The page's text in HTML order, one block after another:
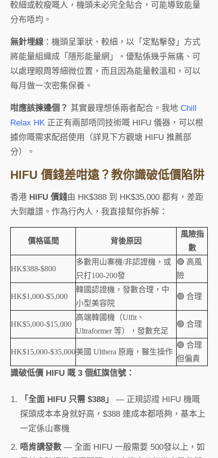
較細或較瘦嘅人，機頭未必完全貼合，可能導致能量
分布唔均。
無針埋線 ：機頭呈筆狀、較細，以「定點擊發」方式
將能量組織成「隱形能量網」。優點係幾乎無痛、可
以處理眼周等細微位置，而且因為能量較溫和，可以
每月做一次密集保養。
咁應該揀邊個？ 其實最理想係兩者配合。我地 Chill
Relax HK 正正有兩部唔同技術嘅 HIFU 儀器，可以根
據你嘅需求配搭使用（詳見下方觀塘 HIFU 推薦部
分）。
HIFU 價錢差咁遠？教你識破低價陷阱
香港 HIFU 價錢由 HK$388 到 HK$35,000 都有，差距
大到離譜。作為行內人，我直接幫你拆解：
價格區間 背後原因
風險指
數
HK$388-$800
多數用山寨機/非認證機，或
只打100-200發
🔴 高風
險
HK$1,000-$5,000
韓國認證機，發數合理，中
小型美容院
🟢 合理
HK$5,000-$15,000
高端韓國機（Ulfit、
Ultraformer 等），發數充足
🟢 合理
HK$15,000-$35,000美國 Ulthera 原廠，醫生操作
🟢 合理
但偏貴
識破低價 HIFU 嘅 3 個紅旗信號：
「全面 HIFU 只需 $388」
— 正規認證 HIFU 機嘅
探頭成本本身就好高，$388 連成本都唔夠，基本上
一定係山寨機
唔肯講發數 — 全面 HIFU 一般需要 500發以上，如